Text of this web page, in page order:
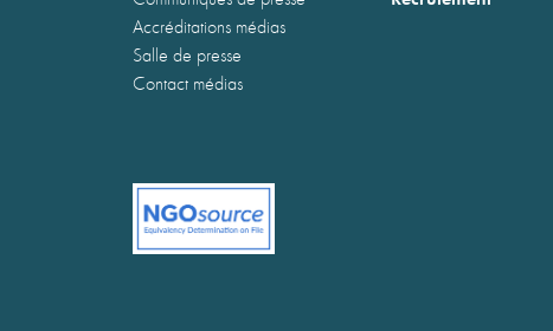
Accréditations médias
Salle de presse
Contact médias